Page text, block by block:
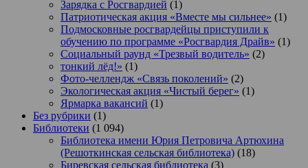
Зарядка с Росгвардией (1)
Патриотическая акция «Вместе мы сильнее» (1)
Подмосковные росгвардейцы приступили к
обучению по программе «Росгвардия Драйв» (1)
Социальный раунд «Трезвый водитель» (2)
тонкий лёд!» (1)
Фото-челлендж «Связь поколений» (2)
Экологическая акция «Чистый берег» (1)
Ярмарка вакансий (1)
Без рубрики (1)
Библиотеки (1 094)
Библиотека имени Юрия Петровича Артюхина
(Решоткинская сельская библиотека) (18)
Биревская сельская библиотека (3)